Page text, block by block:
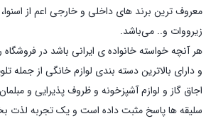
معروف ترین برند های داخلی و خارجی اعم از
زیرووات و.. می‌باشد.
هر آنچه خواسته خانواده ی ایرانی باشد در
و دارای بالاترین دسته بندی لوازم خانگی از جمله
اجاق گاز و لوازم آشپزخونه و ظروف پذیرایی و
سلیقه ها پاسخ مثبت داده است و یک تجربه لذت